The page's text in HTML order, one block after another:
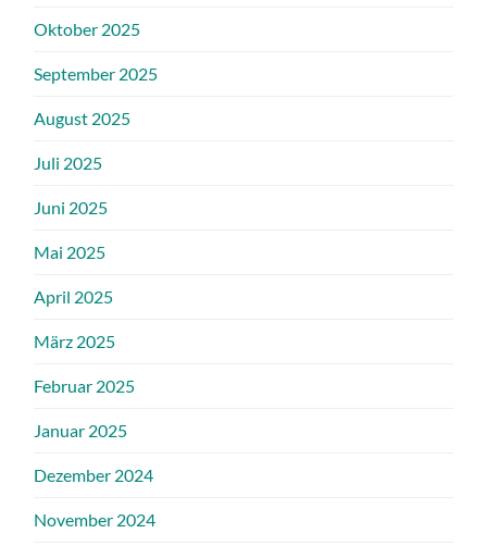
Oktober 2025
September 2025
August 2025
Juli 2025
Juni 2025
Mai 2025
April 2025
März 2025
Februar 2025
Januar 2025
Dezember 2024
November 2024